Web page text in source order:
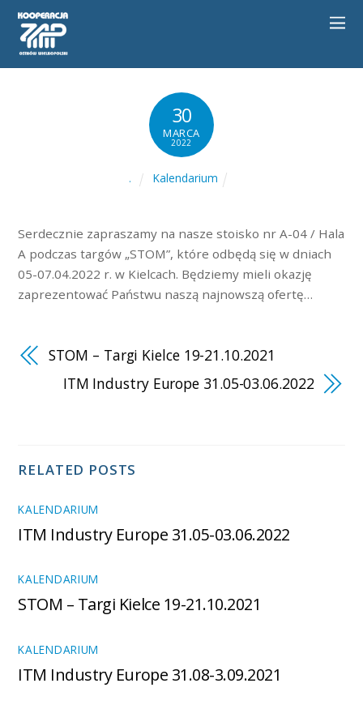
30
MARCA
2022
. Kalendarium
Serdecznie zapraszamy na nasze stoisko nr A-04 / Hala
A podczas targów „STOM”, które odbędą się w dniach
05-07.04.2022 r. w Kielcach. Będziemy mieli okazję
zaprezentować Państwu naszą najnowszą ofertę…
STOM – Targi Kielce 19-21.10.2021
ITM Industry Europe 31.05-03.06.2022
RELATED POSTS
KALENDARIUM
ITM Industry Europe 31.05-03.06.2022
KALENDARIUM
STOM – Targi Kielce 19-21.10.2021
KALENDARIUM
ITM Industry Europe 31.08-3.09.2021